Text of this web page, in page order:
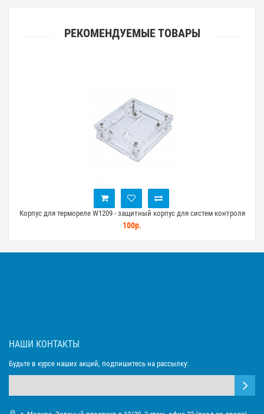
РЕКОМЕНДУЕМЫЕ ТОВАРЫ
Корпус для термореле W1209 - защитный корпус для систем контроля
температуры
100р.
НАШИ КОНТАКТЫ
Будьте в курсе наших акций, подпишитесь на рассылку: